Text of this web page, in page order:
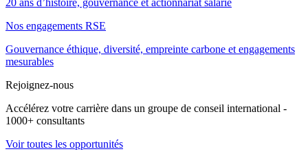
Nos engagements RSE
Gouvernance éthique, diversité, empreinte carbone et engagements
mesurables
Rejoignez-nous
Accélérez votre carrière dans un groupe de conseil international -
1000+ consultants
Voir toutes les opportunités